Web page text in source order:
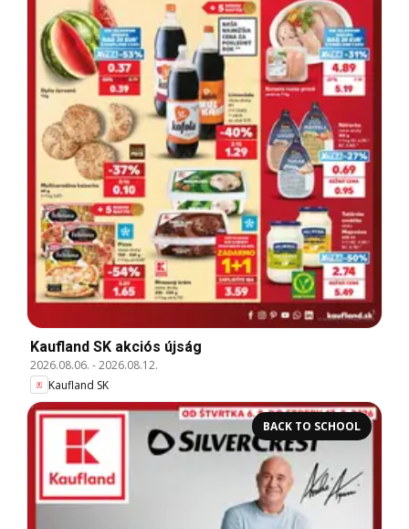
Kaufland SK akciós újság
2026.08.06. -2026.08.12.
Kaufland SK
BACK TO SCHOOL